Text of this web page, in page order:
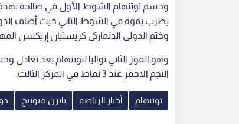
وختم الدولي الدنماركي كريستيان إريكسن
وهو الفوز الثاني تواليا لتوتنهام بعد
النجم الاحمر عند 3 نقاط في المركز الثالث.
توتنهام أخبار الرياضة بايرن ميونيخ